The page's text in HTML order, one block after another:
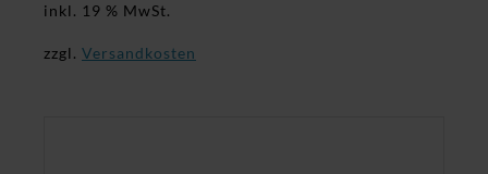
inkl. 19 % MwSt.
zzgl. Versandkosten